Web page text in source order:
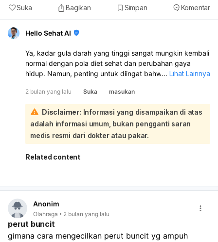
Suka Bagikan Simpan Komentar
Hello Sehat AI
Ya, kadar gula darah yang tinggi sangat mungkin kembali
normal dengan pola diet sehat dan perubahan gaya
hidup. Namun, penting untuk diingat bahwa meskipun
dijaga agar tidak kembali tinggi:
Untuk pertanyaan apakah bisa makan manis lagi setelah
gula darah normal, disarankan untuk tetap membatasi
atau menghindari makanan manis. Konteks menyebutkan
bahwa makanan manis (seperti kue, permen, camilan
tinggi karbohidrat) dan minuman kemasan yang tinggi
gula sebaiknya dihindari untuk mencegah lonjakan gula
mungkin masih memiliki kecenderungan untuk mengalami
tinggi gula. Penting untuk terus menerapkan pola hidup
sehat seperti:
Konsumsi makanan yang tepat:
dengan indeks glikemik tinggi dan makanan olahan.
... Lihat Lainnya
2 bulan yang lalu Suka masukan
Disclaimer: Informasi yang disampaikan di atas
adalah informasi umum, bukan pengganti saran
medis resmi dari dokter atau pakar.
Related content
Anonim
Olahraga 2 bulan yang lalu
perut buncit
gimana cara mengecilkan perut buncit yg ampuh